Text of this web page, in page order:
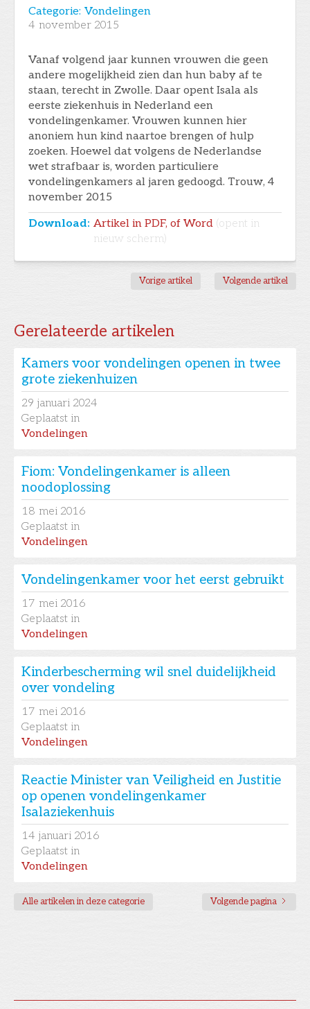
Categorie: Vondelingen
4 november 2015
Vanaf volgend jaar kunnen vrouwen die geen
andere mogelijkheid zien dan hun baby af te
staan, terecht in Zwolle. Daar opent Isala als
eerste ziekenhuis in Nederland een
vondelingenkamer. Vrouwen kunnen hier
anoniem hun kind naartoe brengen of hulp
zoeken. Hoewel dat volgens de Nederlandse
wet strafbaar is, worden particuliere
vondelingenkamers al jaren gedoogd. Trouw, 4
november 2015
Download: Artikel in PDF, of Word (opent in
nieuw scherm)
Vorige artikel Volgende artikel
Gerelateerde artikelen
Kamers voor vondelingen openen in twee
grote ziekenhuizen
29 januari 2024
Geplaatst in
Vondelingen
Fiom: Vondelingenkamer is alleen
noodoplossing
18 mei 2016
Geplaatst in
Vondelingen
Vondelingenkamer voor het eerst gebruikt
17 mei 2016
Geplaatst in
Vondelingen
Kinderbescherming wil snel duidelijkheid
over vondeling
17 mei 2016
Geplaatst in
Vondelingen
Reactie Minister van Veiligheid en Justitie
op openen vondelingenkamer
Isalaziekenhuis
14 januari 2016
Geplaatst in
Vondelingen
Alle artikelen in deze categorie Volgende pagina